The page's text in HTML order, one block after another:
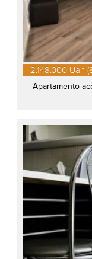
2.148.000 Uah
Apartamento